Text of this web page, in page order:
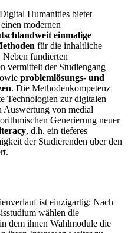
Humanities bietet
einen modernen
einmalige
für die inhaltliche
fundierten
vermittelt der Studiengang
problemlösungs- und
. Die Methodenkompetenz
Technologien zur digitalen
Auswertung von medial
Generierung neuer
, d.h. ein tieferes
der Studierenden über den
ist einzigartig: Nach
wählen die
dem ihnen Wahlmodule die